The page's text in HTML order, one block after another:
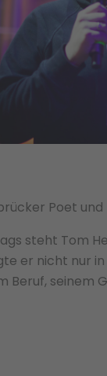
Poet und
steht Tom
er nicht nur
Beruf, seinem